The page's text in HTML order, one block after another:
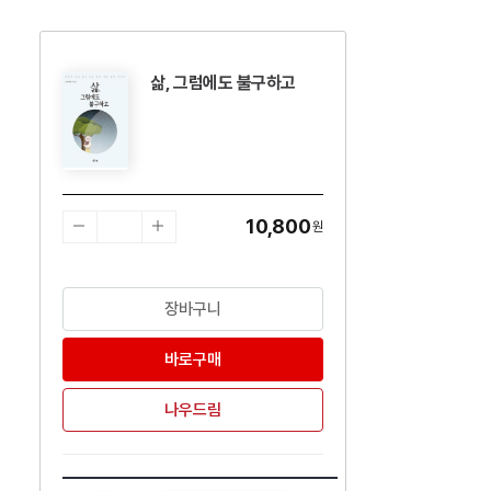
삶, 그럼에도 불구하고
10,800원
장바구니
바로구매
나우드림